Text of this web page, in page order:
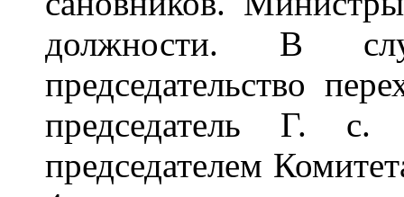
должности. В
председательство
председатель Г. с.
председателем